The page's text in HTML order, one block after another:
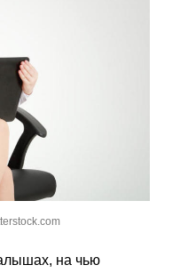
на чью